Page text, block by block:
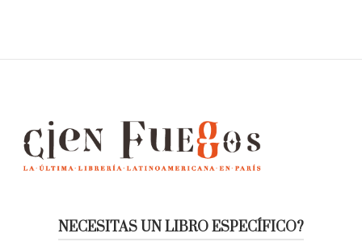
NECESITAS UN LIBRO ESPECÍFICO?